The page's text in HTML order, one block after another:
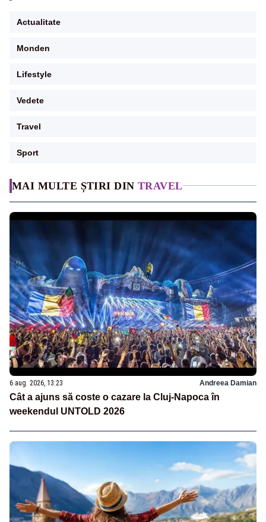
MAI MULTE ȘTIRI DIN TRAVEL
6 aug. 2026, 13:23 Andreea Damian
Cât a ajuns să coste o cazare la Cluj-Napoca în
weekendul UNTOLD 2026
Actualitate
Monden
Lifestyle
Vedete
Travel
Sport